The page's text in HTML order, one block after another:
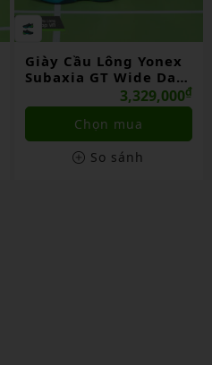
Giày Cầu Lông Yonex
Subaxia GT Wide Dark
Green Chính Hãng
3,329,000₫
Chọn mua
So sánh